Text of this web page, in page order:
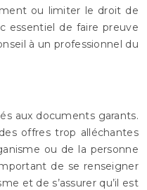
ou limiter le droit de
essentiel de faire preuve
à un professionnel du
aux documents garants.
offres trop alléchantes
ou de la personne
de se renseigner
et de s’assurer qu’il est